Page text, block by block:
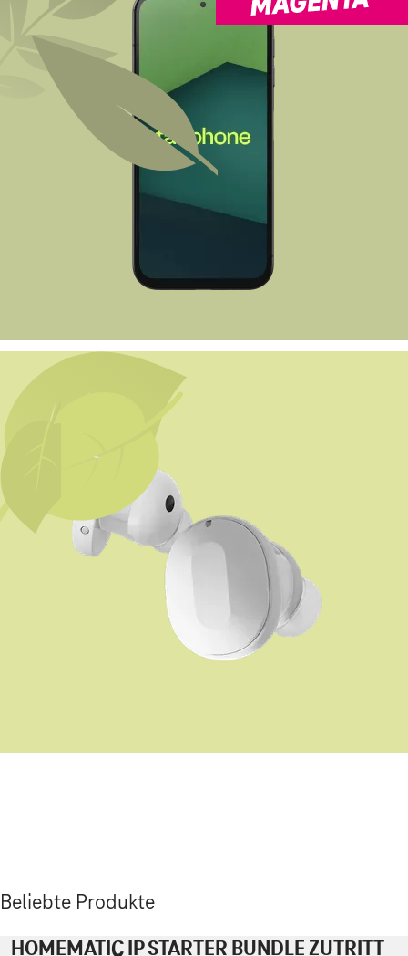
Beliebte Produkte
HOMEMATIC IP STARTER BUNDLE ZUTRITT